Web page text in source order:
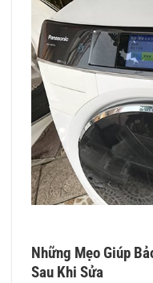
Những Mẹo Giúp
Sau Khi Sửa